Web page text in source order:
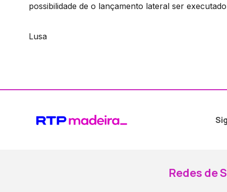
possibilidade de o lançamento lateral ser
Lusa
Redes de